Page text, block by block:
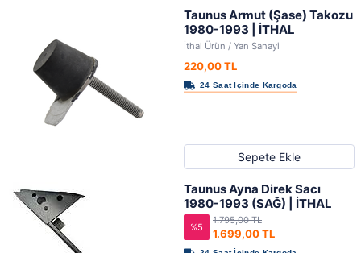
Taunus Armut (Şase) Takozu
1980-1993 | İTHAL
İthal Ürün / Yan Sanayi
220,00 TL
Sepete Ekle
Taunus Ayna Direk Sacı
1980-1993 (SAĞ) | İTHAL
%5 1.699,00 TL
1.795,00 TL